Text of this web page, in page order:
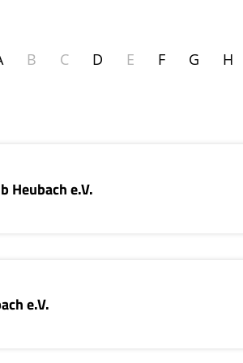
B C D E F G H
Heubach e.V.
e.V.